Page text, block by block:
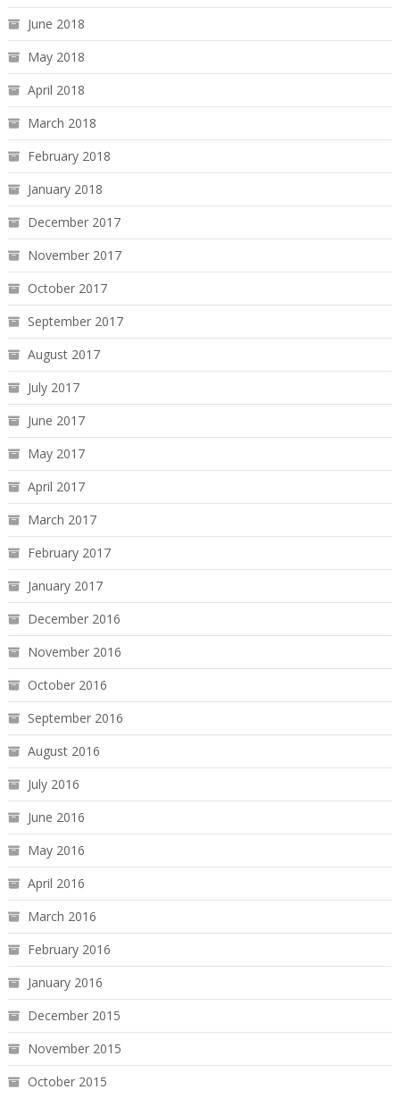
June 2018
May 2018
April 2018
March 2018
February 2018
January 2018
December 2017
November 2017
October 2017
September 2017
August 2017
July 2017
June 2017
May 2017
April 2017
March 2017
February 2017
January 2017
December 2016
November 2016
October 2016
September 2016
August 2016
July 2016
June 2016
May 2016
April 2016
March 2016
February 2016
January 2016
December 2015
November 2015
October 2015